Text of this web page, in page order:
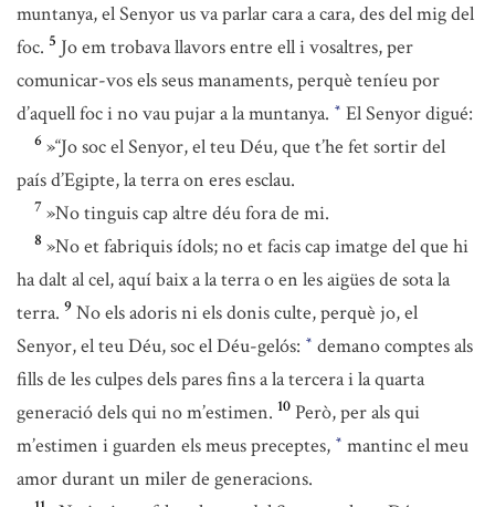
muntanya, el Senyor us va parlar cara a cara, des del mig del
foc. 5 Jo em trobava llavors entre ell i vosaltres, per
comunicar-vos els seus manaments, perquè teníeu por
d’aquell foc i no vau pujar a la muntanya. * El Senyor digué:
6 »“Jo soc el Senyor, el teu Déu, que t’he fet sortir del
país d’Egipte, la terra on eres esclau.
7 »No tinguis cap altre déu fora de mi.
8 »No et fabriquis ídols; no et facis cap imatge del que hi
ha dalt al cel, aquí baix a la terra o en les aigües de sota la
terra. 9 No els adoris ni els donis culte, perquè jo, el
Senyor, el teu Déu, soc el Déu-gelós: * demano comptes als
fills de les culpes dels pares fins a la tercera i la quarta
generació dels qui no m’estimen. 10 Però, per als qui
m’estimen i guarden els meus preceptes, * mantinc el meu
amor durant un miler de generacions.